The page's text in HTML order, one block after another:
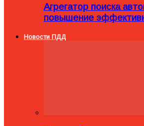
Агрегатор поиска
повышение
Новости ПДД